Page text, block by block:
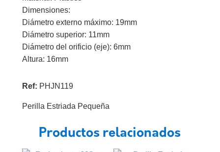
Dimensiones:
Diámetro externo máximo: 19mm
Diámetro superior: 11mm
Diámetro del orificio (eje): 6mm
Altura: 16mm
Ref: PHJN119
Perilla Estriada Pequeña
Productos relacionados